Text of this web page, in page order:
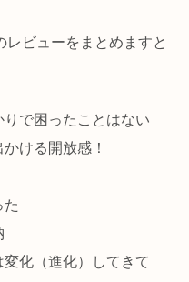
ビューをまとめますと
で困ったことはない
ける開放感！
た
化（進化）してきて